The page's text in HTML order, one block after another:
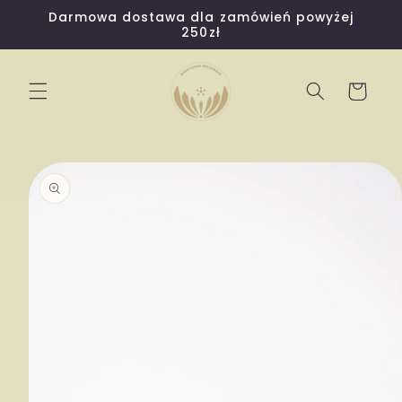
Darmowa dostawa dla zamówień powyżej
250zł
Koszyk
przejść
do
informacji